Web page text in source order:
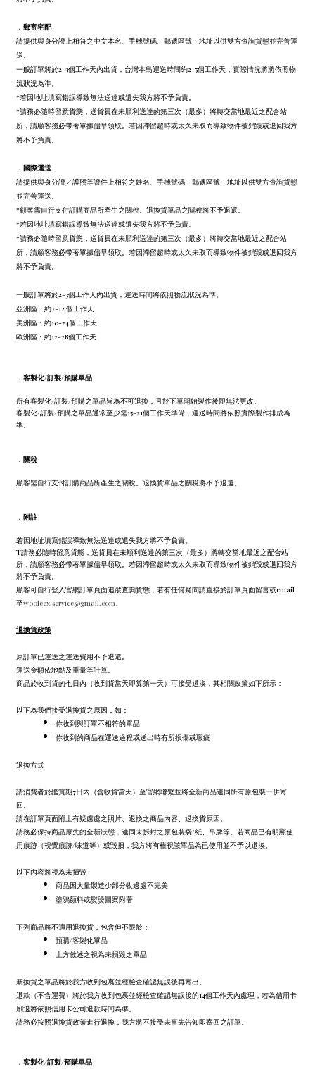
． 郵寄宅配
請提供與身分證上相符之中文本名、手機號碼、郵遞區號、地址以供雙方查詢貨態並完善運
送。
一般訂單將於2-3個工作天內出貨，台灣本島運送時間約2-5個工作天，實際情況將將依照物
流狀況為準。
*若因地址填寫錯誤導致無法送達或遺失我方將不予負責。
*請務必隨時留意貨態，送貨員在未順利送達的第三次（最多）將轉交當地最近之配合站
所，請顧客務必帶著單據儘早領取。若因滯留超時或太久未取而導致物件被銷毀或退回我方
將不予負責。
． 國際運送
請提供與身分證／護照等證件上相符之姓名、手機號碼、郵遞區號、地址以供雙方查詢貨態
並完善運送。
*顧客需自行支付訂購商品所產生之關稅。退換貨單品之關稅將不予退還。
*若因地址填寫錯誤導致無法送達或遺失我方將不予負責。
*請務必隨時留意貨態，送貨員在未順利送達的第三次（最多）將轉交當地最近之配合站
所，請顧客務必帶著單據儘早領取。若因滯留超時或太久未取而導致物件被銷毀或退回我方
將不予負責。
一般訂單將於2-3個工作天內出貨，運送時間將依照物流狀況為準。
亞洲區：約7-12 個工作天
美洲區：約10-24個工作天
歐洲區：約12-28個工作天
． 客製化/訂製/預購單品
所有客製化/訂製/預購之單品皆為不可退換，且於下單開始製作後即無法更改。
客製化/訂製/預購之單品通常至少需15-21個工作天準備，運送時間將依照實際製作排成為
準。
． 關稅
顧客需自行支付訂購商品所產生之關稅。退換貨單品之關稅將不予退還。
． 附註
若因地址填寫錯誤導致無法送達或遺失我方將不予負責。
T請務必隨時留意貨態，送貨員在未順利送達的第三次（最多）將轉交當地最近之配合站
所，請顧客務必帶著單據儘早領取。若因滯留超時或太久未取而導致物件被銷毀或退回我方
將不予負責。
顧客可自行登入官網訂單頁面追蹤查詢貨態，若有任何疑問請直接於訂單頁面留言或email
至wooleex.service@gmail.com。
退換貨政策
原訂單已運送之運送費用不予退還。
運送金額依地點及重量等計算。
商品於收到貨的七日內（收到貨當天即算第一天）可接受退換，其相關政策如下所示：
以下為我們接受退換貨之原因，如：
你收到與訂單不相符的單品
你收到的商品在運送過程或送出時有所損傷或瑕疵
退換方式
請消費者於鑑賞期7日內（含收貨當天）至官網聯繫並將全新商品連同所有原包裝一併寄
回。
請在訂單頁面附上有疑慮處之照片、退換之商品內容、退換貨原因。
請務必保持商品原先的全新狀態，連同未拆封之原包裝袋/紙、吊牌等。若商品已有明顯使
用痕跡（視覺痕跡/味道等）或毀損，我方將有權視該單品為已使用並不予以退換。
以下內容將視為未損毀
商品因大量製造少部分收邊處不完美
塗鴉顏料或熨燙圖案附著
下列商品將不適用退換貨，包含但不限於：
預購/客製化單品
上方敘述之視為未損毀之單品
新換貨之單品將於我方收到包裹並經檢查確認無誤後再寄出。
退款（不含運費）將於我方收到包裹並經檢查確認無誤後的14個工作天內處理，若為信用卡
刷退將依照信用卡公司退款時間為準。
請務必按照退換貨政策進行退換，我方將不接受未事先告知即寄回之訂單。
． 客製化/訂製/預購單品